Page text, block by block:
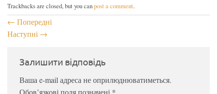
Trackbacks are closed, but you canpost a comment.
← Попередні
Наступні →
Залишити відповідь
Ваша e-mail адреса не оприлюднюватиметься.
Обов’язкові поля позначені *